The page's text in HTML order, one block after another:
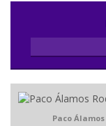
Paco Álamos